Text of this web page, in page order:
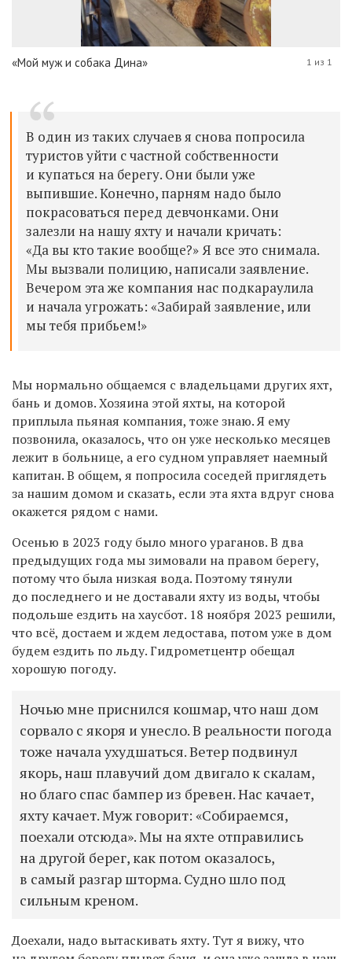
«Мой муж и собака Дина» 1 из 1
В один из таких случаев я снова попросила
туристов уйти с частной собственности
и купаться на берегу. Они были уже
выпившие. Конечно, парням надо было
покрасоваться перед девчонками. Они
залезли на нашу яхту и начали кричать:
«Да вы кто такие вообще?» Я все это снимала.
Мы вызвали полицию, написали заявление.
Вечером эта же компания нас подкараулила
и начала угрожать: «Забирай заявление, или
мы тебя прибьем!»
Мы нормально общаемся с владельцами других яхт,
бань и домов. Хозяина этой яхты, на которой
приплыла пьяная компания, тоже знаю. Я ему
позвонила, оказалось, что он уже несколько месяцев
лежит в больнице, а его судном управляет наемный
капитан. В общем, я попросила соседей приглядеть
за нашим домом и сказать, если эта яхта вдруг снова
окажется рядом с нами.
Осенью в 2023 году было много ураганов. В два
предыдущих года мы зимовали на правом берегу,
потому что была низкая вода. Поэтому тянули
до последнего и не доставали яхту из воды, чтобы
подольше ездить на хаусбот. 18 ноября 2023 решили,
что всё, достаем и ждем ледостава, потом уже в дом
будем ездить по льду. Гидрометцентр обещал
хорошую погоду.
Ночью мне приснился кошмар, что наш дом
сорвало с якоря и унесло. В реальности погода
тоже начала ухудшаться. Ветер подвинул
якорь, наш плавучий дом двигало к скалам,
но благо спас бампер из бревен. Нас качает,
яхту качает. Муж говорит: «Собираемся,
поехали отсюда». Мы на яхте отправились
на другой берег, как потом оказалось,
в самый разгар шторма. Судно шло под
сильным креном.
Доехали, надо вытаскивать яхту. Тут я вижу, что